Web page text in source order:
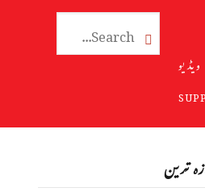
ویڈیو

ترین